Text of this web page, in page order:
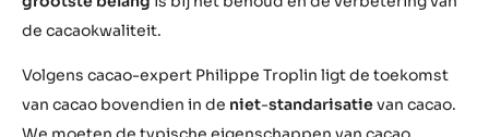
/
o
u
t
de cacaokwaliteit.
Volgens cacao-expert Philippe Troplin ligt de toekomst
van cacao bovendien in de niet-standarisatie van cacao.